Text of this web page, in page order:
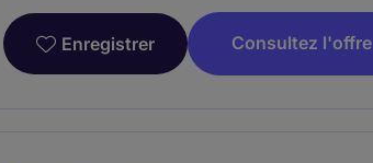
Enregistrer Consultez l'offre